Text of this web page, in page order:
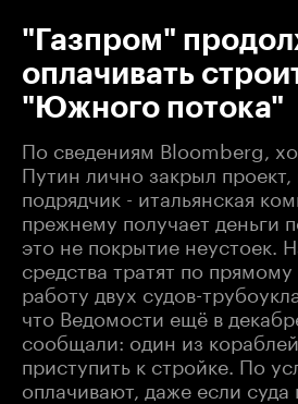
"Газпром"
оплачивать
"Южного потока"
По сведениям Bloomberg,
Путин лично закрыл проект,
подрядчик - итальянская
прежнему получает деньги
это не покрытие неустоек.
средства тратят по
работу двух судов-
что Ведомости ещё в
сообщали: один из
приступить к стройке. По
оплачивают, даже если суда